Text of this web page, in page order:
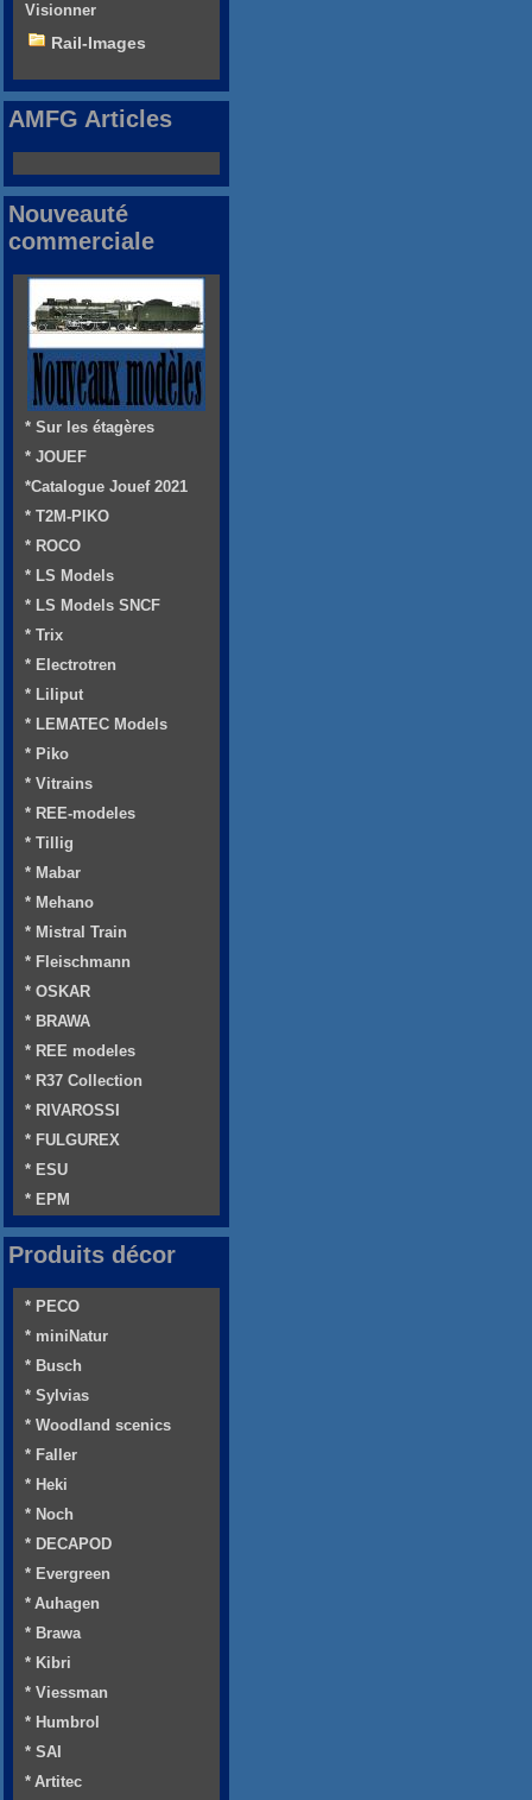
Visionner
Rail-Images
AMFG Articles
Nouveauté
commerciale
* Sur les étagères
* JOUEF
*Catalogue Jouef 2021
* T2M-PIKO
* ROCO
* LS Models
* LS Models SNCF
* Trix
* Electrotren
* Liliput
* LEMATEC Models
* Piko
* Vitrains
* REE-modeles
* Tillig
* Mabar
* Mehano
* Mistral Train
* Fleischmann
* OSKAR
* BRAWA
* REE modeles
* R37 Collection
* RIVAROSSI
* FULGUREX
* ESU
* EPM
Produits décor
* PECO
* miniNatur
* Busch
* Sylvias
* Woodland scenics
* Faller
* Heki
* Noch
* DECAPOD
* Evergreen
* Auhagen
* Brawa
* Kibri
* Viessman
* Humbrol
* SAI
* Artitec